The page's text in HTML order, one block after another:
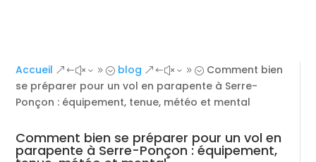
Accueil &#x39; blog &#x39; Comment bien
se préparer pour un vol en parapente à Serre-
Ponçon : équipement, tenue, météo et mental
Comment bien se préparer pour un vol en
parapente à Serre-Ponçon : équipement,